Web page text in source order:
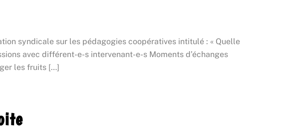
syndicale sur les pédagogies coopératives intitulé : « Quelle
avec différent-e-s intervenant-e-s Moments d’échanges
les fruits […]